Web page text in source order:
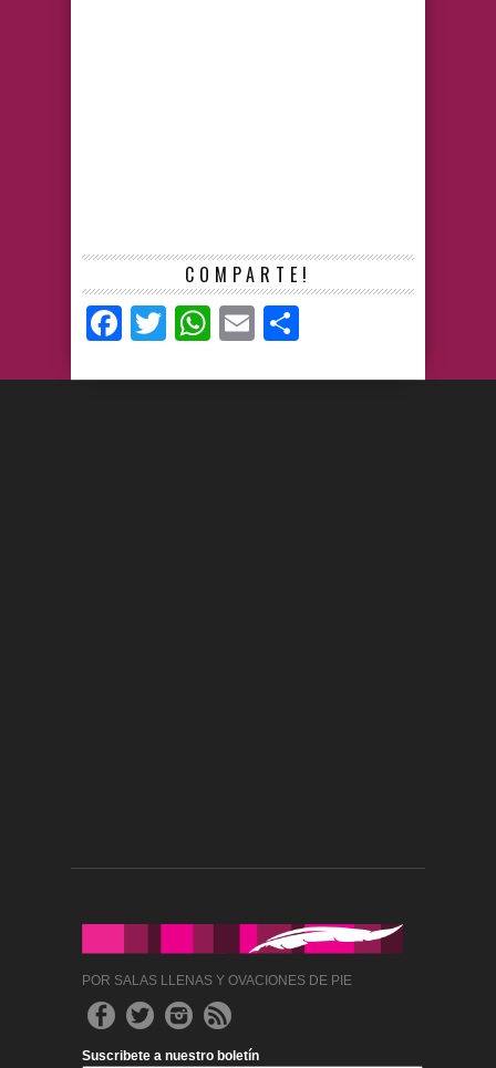
COMPARTE!
Facebook
TwitterWhatsApp
Email
POR SALAS LLENAS Y OVACIONES DE PIE
Suscribete a nuestro boletín